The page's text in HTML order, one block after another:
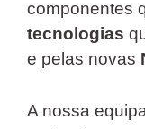
componentes
tecnologias
e pelas novas
A nossa